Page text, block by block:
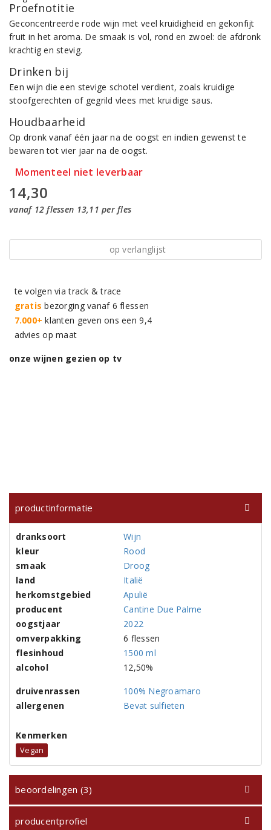
Proefnotitie
Geconcentreerde rode wijn met veel kruidigheid en gekonfijt
fruit in het aroma. De smaak is vol, rond en zwoel: de afdronk
krachtig en stevig.
Drinken bij
Een wijn die een stevige schotel verdient, zoals kruidige
stoofgerechten of gegrild vlees met kruidige saus.
Houdbaarheid
Op dronk vanaf één jaar na de oogst en indien gewenst te
bewaren tot vier jaar na de oogst.
Momenteel niet leverbaar
14,30
vanaf 12 flessen 13,11 per fles
op verlanglijst
te volgen via track & trace
gratis bezorging vanaf 6 flessen
7.000+ klanten geven ons een 9,4
advies op maat
onze wijnen gezien op tv
productinformatie
dranksoort
Wijn
kleur
Rood
smaak
Droog
land
Italië
herkomstgebied
Apulië
producent
Cantine Due Palme
oogstjaar
2022
omverpakking
6 flessen
flesinhoud
1500 ml
alcohol
12,50%
druivenrassen
100% Negroamaro
allergenen
Bevat sulfieten
Kenmerken
Vegan
beoordelingen (3)
producentprofiel